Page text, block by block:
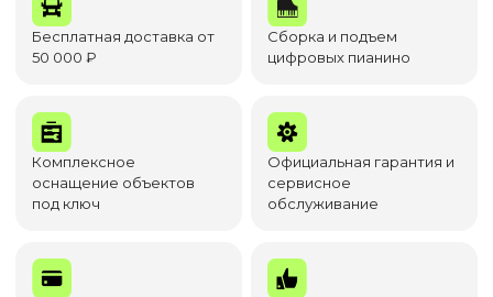
Бесплатная доставка от
50 000 ₽
Сборка и подъем
цифровых пианино
Комплексное
оснащение объектов
под ключ
Официальная гарантия и
сервисное
обслуживание